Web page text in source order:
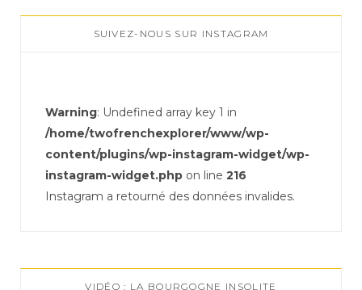
SUIVEZ-NOUS SUR INSTAGRAM
Warning: Undefined array key 1 in
/home/twofrenchexplorer/www/wp-
content/plugins/wp-instagram-widget/wp-
instagram-widget.php on line 216
Instagram a retourné des données invalides.
VIDÉO : LA BOURGOGNE INSOLITE